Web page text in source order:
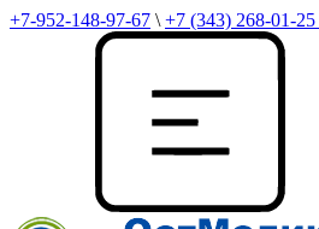
+7-952-148-97-67 \ +7 (343) 268-01-25